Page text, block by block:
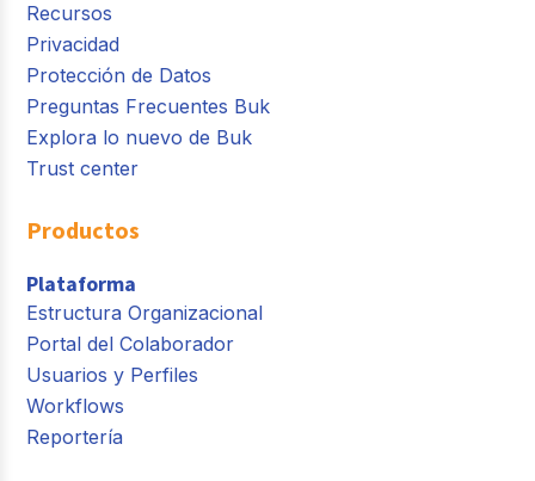
Recursos
Privacidad
Protección de Datos
Preguntas Frecuentes Buk
Explora lo nuevo de Buk
Trust center
Productos
Plataforma
Estructura Organizacional
Portal del Colaborador
Usuarios y Perfiles
Workflows
Reportería